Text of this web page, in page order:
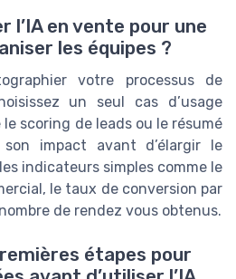
l’IA en vente pour une
les équipes ?
votre processus de
un seul cas d’usage
scoring de leads ou le résumé
son impact avant d’élargir le
indicateurs simples comme le
le taux de conversion par
de rendez vous obtenus.
étapes pour